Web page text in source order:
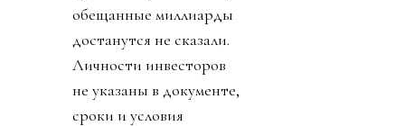
обещанные миллиарды
достанутся не сказали.
Личности инвесторов
не указаны в документе,
сроки и условия